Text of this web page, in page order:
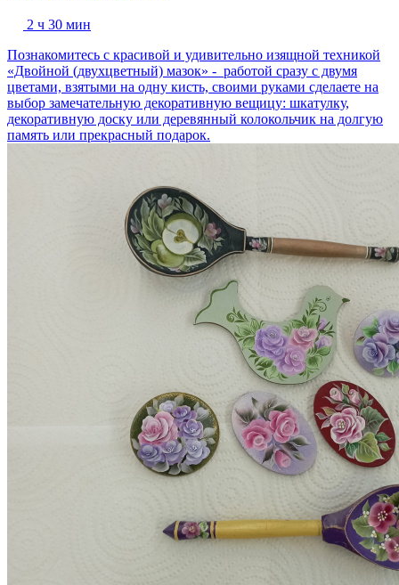
2 ч 30 мин
Познакомитесь с красивой и удивительно изящной техникой
«Двойной (двухцветный) мазок» - работой сразу с двумя
цветами, взятыми на одну кисть, своими руками сделаете на
выбор замечательную декоративную вещицу: шкатулку,
декоративную доску или деревянный колокольчик на долгую
память или прекрасный подарок.